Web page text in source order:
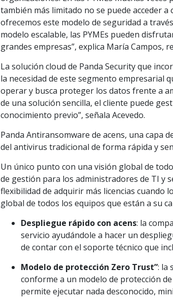
también más limitado no se puede acceder
ofrecemos este modelo de seguridad a
modelo escalable, las PYMEs pueden
grandes empresas”, explica María Campos,
La solución cloud de Panda Security que
la necesidad de este segmento empresarial
operar y busca proteger los datos frente a
de una solución sencilla, el cliente puede
conocimiento previo”, señala Acevedo.
Panda Antiransomware de acens, una capa
del antivirus tradicional de forma rápida y
Un único punto con una visión global de
de gestión para los administradores de TI y
flexibilidad de adquirir más licencias cuando
global de todos los equipos que están a su
Despliegue rápido con acens: la
servicio ayudándole a hacer un
de contar con el soporte técnico que
Modelo de protección Zero Trust”: la
conforme a un modelo de protección
permite ejecutar nada desconocido,